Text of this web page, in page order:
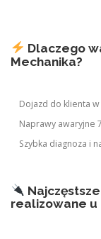
Dlaczego
Mechanika?
Dojazd do klienta
Naprawy awaryjne
Szybka diagnoza i
realizowane u